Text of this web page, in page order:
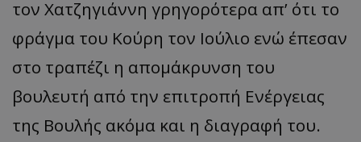
τον Χατζηγιάννη γρηγορότερα απ’ ότι το
φράγμα του Κούρη τον Ιούλιο ενώ έπεσαν
στο τραπέζι η απομάκρυνση του
βουλευτή από την επιτροπή Ενέργειας
της Βουλής ακόμα και η διαγραφή του.